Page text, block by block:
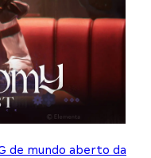
de mundo aberto da